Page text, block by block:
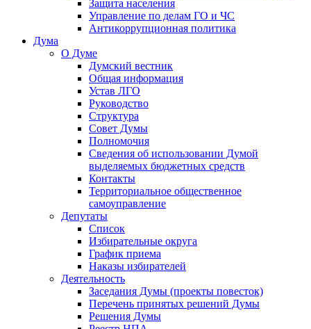
Защита населения
Управление по делам ГО и ЧС
Антикоррупционная политика
Дума
О Думе
Думский вестник
Общая информация
Устав ЛГО
Руководство
Структура
Совет Думы
Полномочия
Сведения об использовании Думой
выделяемых бюджетных средств
Контакты
Территориальное общественное
самоуправление
Депутаты
Список
Избирательные округа
График приема
Наказы избирателей
Деятельность
Заседания Думы (проекты повесток)
Перечень принятых решений Думы
Решения Думы